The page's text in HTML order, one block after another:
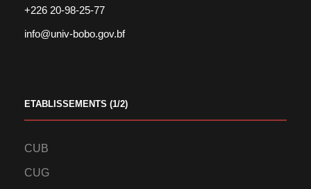
+226 20-98-25-77
info@univ-bobo.gov.bf
ETABLISSEMENTS (1/2)
CUB
CUG